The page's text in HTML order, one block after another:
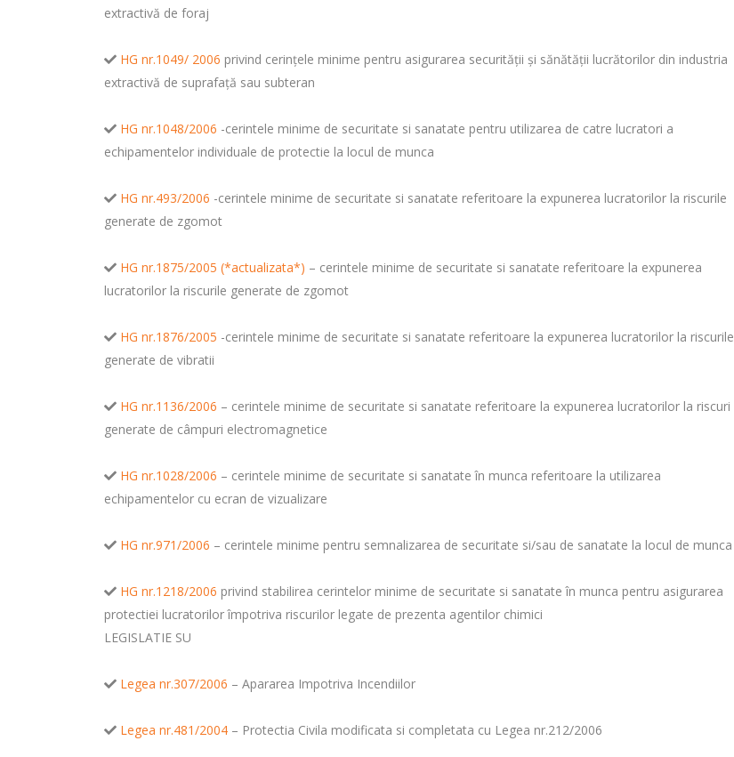
extractivă de foraj
HG nr.1049/ 2006 privind cerinţele minime pentru asigurarea securităţii şi sănătăţii lucrătorilor din industria
extractivă de suprafaţă sau subteran
HG nr.1048/2006 -cerintele minime de securitate si sanatate pentru utilizarea de catre lucratori a
echipamentelor individuale de protectie la locul de munca
HG nr.493/2006 -cerintele minime de securitate si sanatate referitoare la expunerea lucratorilor la riscurile
generate de zgomot
HG nr.1875/2005 (*actualizata*) – cerintele minime de securitate si sanatate referitoare la expunerea
lucratorilor la riscurile generate de zgomot
HG nr.1876/2005 -cerintele minime de securitate si sanatate referitoare la expunerea lucratorilor la riscurile
generate de vibratii
HG nr.1136/2006 – cerintele minime de securitate si sanatate referitoare la expunerea lucratorilor la riscuri
generate de câmpuri electromagnetice
HG nr.1028/2006 – cerintele minime de securitate si sanatate în munca referitoare la utilizarea
echipamentelor cu ecran de vizualizare
HG nr.971/2006 – cerintele minime pentru semnalizarea de securitate si/sau de sanatate la locul de munca
HG nr.1218/2006 privind stabilirea cerintelor minime de securitate si sanatate în munca pentru asigurarea
protectiei lucratorilor împotriva riscurilor legate de prezenta agentilor chimici
LEGISLATIE SU
Legea nr.307/2006 – Apararea Impotriva Incendiilor
Legea nr.481/2004 – Protectia Civila modificata si completata cu Legea nr.212/2006